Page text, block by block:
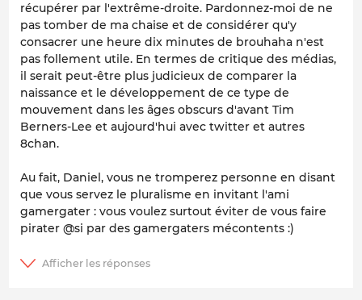
récupérer par l'extrême-droite. Pardonnez-moi de ne
pas tomber de ma chaise et de considérer qu'y
consacrer une heure dix minutes de brouhaha n'est
pas follement utile. En termes de critique des médias,
il serait peut-être plus judicieux de comparer la
naissance et le développement de ce type de
mouvement dans les âges obscurs d'avant Tim
Berners-Lee et aujourd'hui avec twitter et autres
8chan.
Au fait, Daniel, vous ne tromperez personne en disant
que vous servez le pluralisme en invitant l'ami
gamergater : vous voulez surtout éviter de vous faire
pirater @si par des gamergaters mécontents :)